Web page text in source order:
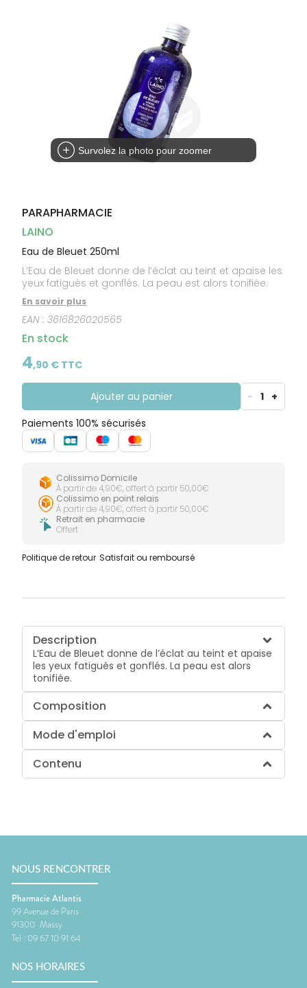
Survolez la photo pour zoomer
PARAPHARMACIE
LAINO
Eau de Bleuet 250ml
L’Eau de Bleuet donne de l’éclat au teint et apaise les
yeux fatigués et gonflés. La peau est alors tonifiée.
En savoir plus
EAN :3616826020565
En stock
4,90 € TTC
Ajouter au panier - 1 +
Paiements 100% sécurisés
Colissimo Domicile
À partir de 4,90€, offert à partir 50,00€
Colissimo en point relais
À partir de 4,90€, offert à partir 50,00€
Retrait en pharmacie
Offert
Politique de retour Satisfait ou remboursé
Description
L’Eau de Bleuet donne de l’éclat au teint et apaise
les yeux fatigués et gonflés. La peau est alors
tonifiée.
Composition
Mode d'emploi
Contenu
NOUS RENCONTRER
Pharmacie Atlantis
99 Avenue de Paris
91300 Massy
Tel : 09 67 10 91 64
NOS HORAIRES